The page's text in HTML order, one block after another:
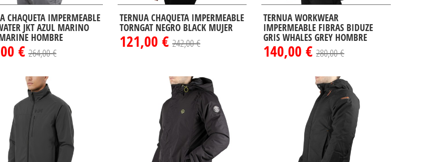
CHAQUETA IMPERMEABLE
JKT AZUL MARINO
HOMBRE
€264,00 €
TERNUA CHAQUETA IMPERMEABLE
TORNGAT NEGRO BLACK MUJER
121,00 € 242,00 €
TERNUA WORKWEAR
IMPERMEABLE FIBRAS BIDUZE
GRIS WHALES GREY HOMBRE
140,00 €280,00 €